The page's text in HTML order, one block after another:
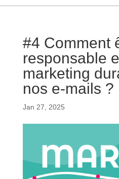
#4 Comment
responsable
marketing
nos e-mails ?
Jan 27, 2025